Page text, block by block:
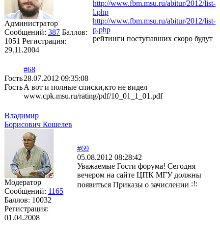
Администратор
Сообщений: 387 Баллов:
1051 Регистрация:
29.11.2004
http://www.fbm.msu.ru/abitur/2012/list-
l.php
http://www.fbm.msu.ru/abitur/2012/list-
p.php
рейтинги поступавших скоро будут
Гость
Гость
#68
28.07.2012 09:35:08
А вот и полные списки,кто не видел
www.cpk.msu.ru/rating/pdf/10_01_1_01.pdf
Владимир
Борисович Кошелев
Модератор
Сообщений: 1165
Баллов: 10032
Регистрация:
01.04.2008
#69
05.08.2012 08:28:42
Уважаемые Гости форума! Сегодня
вечером на сайте ЦПК МГУ должны
появиться Приказы о зачислении